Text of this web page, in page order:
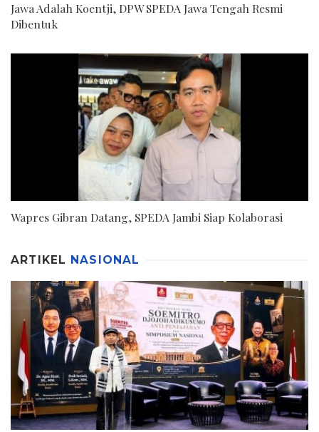
Jawa Adalah Koentji, DPW SPEDA Jawa Tengah Resmi
Dibentuk
Wapres Gibran Datang, SPEDA Jambi Siap Kolaborasi
ARTIKEL NASIONAL